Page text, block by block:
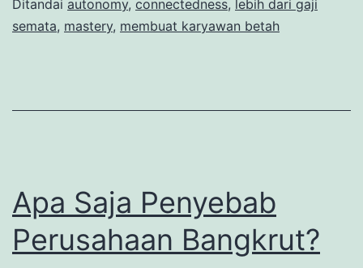
Ditandai autonomy, connectedness, lebih dari gaji
semata, mastery, membuat karyawan betah
Apa Saja Penyebab
Perusahaan Bangkrut?